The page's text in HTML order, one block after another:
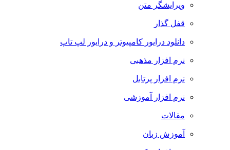
ویرایشگر متن
قفل گذار
دانلود درایور کامپیوتر و درایور لپ تاپ
نرم افزار مذهبی
نرم افزار پرتابل
نرم افزار آموزشی
مقالات
آموزش زبان